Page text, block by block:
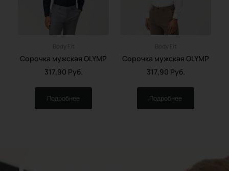
Body Fit
Сорочка мужская OLYMP
317,90 Руб.
Подробнее
Body Fit
Сорочка мужская OLYMP
317,90 Руб.
Подробнее